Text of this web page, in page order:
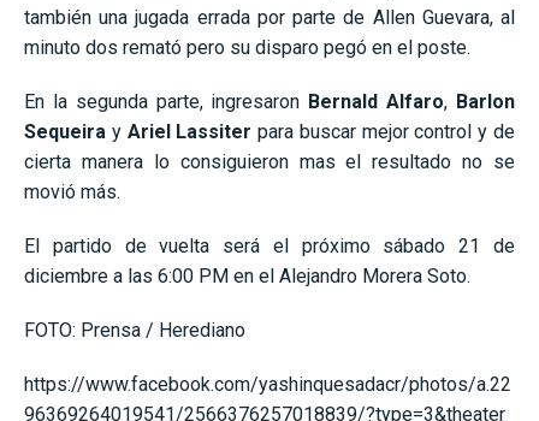
también una jugada errada por parte de Allen Guevara, al
minuto dos remató pero su disparo pegó en el poste.
En la segunda parte, ingresaron Bernald Alfaro, Barlon
Sequeira y Ariel Lassiter para buscar mejor control y de
cierta manera lo consiguieron mas el resultado no se
movió más.
El partido de vuelta será el próximo sábado 21 de
diciembre a las 6:00 PM en el Alejandro Morera Soto.
FOTO: Prensa / Herediano
https://www.facebook.com/yashinquesadacr/photos/a.22
96369264019541/2566376257018839/?type=3&theater